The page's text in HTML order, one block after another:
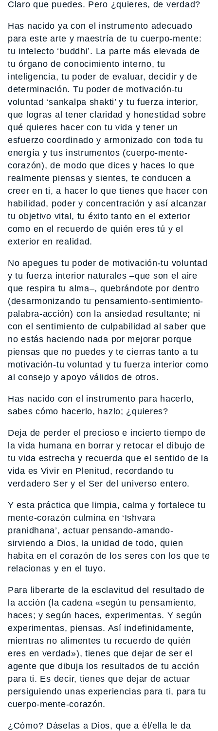
Claro que puedes. Pero ¿quieres, de verdad?
Has nacido ya con el instrumento adecuado
para este arte y maestría de tu cuerpo-mente:
tu intelecto ‘buddhi’. La parte más elevada de
tu órgano de conocimiento interno, tu
inteligencia, tu poder de evaluar, decidir y de
determinación. Tu poder de motivación-tu
voluntad ‘sankalpa shakti’ y tu fuerza interior,
que logras al tener claridad y honestidad sobre
qué quieres hacer con tu vida y tener un
esfuerzo coordinado y armonizado con toda tu
energía y tus instrumentos (cuerpo-mente-
corazón), de modo que dices y haces lo que
realmente piensas y sientes, te conducen a
creer en ti, a hacer lo que tienes que hacer con
habilidad, poder y concentración y así alcanzar
tu objetivo vital, tu éxito tanto en el exterior
como en el recuerdo de quién eres tú y el
exterior en realidad.
No apegues tu poder de motivación-tu voluntad
y tu fuerza interior naturales –que son el aire
que respira tu alma–, quebrándote por dentro
(desarmonizando tu pensamiento-sentimiento-
palabra-acción) con la ansiedad resultante; ni
con el sentimiento de culpabilidad al saber que
no estás haciendo nada por mejorar porque
piensas que no puedes y te cierras tanto a tu
motivación-tu voluntad y tu fuerza interior como
al consejo y apoyo válidos de otros.
Has nacido con el instrumento para hacerlo,
sabes cómo hacerlo, hazlo; ¿quieres?
Deja de perder el precioso e incierto tiempo de
la vida humana en borrar y retocar el dibujo de
tu vida estrecha y recuerda que el sentido de la
vida es Vivir en Plenitud, recordando tu
verdadero Ser y el Ser del universo entero.
Y esta práctica que limpia, calma y fortalece tu
mente-corazón culmina en ‘Ishvara
pranidhana’, actuar pensando-amando-
sirviendo a Dios, la unidad de todo, quien
habita en el corazón de los seres con los que te
relacionas y en el tuyo.
Para liberarte de la esclavitud del resultado de
la acción (la cadena «según tu pensamiento,
haces; y según haces, experimentas. Y según
experimentas, piensas. Así indefinidamente,
mientras no alimentes tu recuerdo de quién
eres en verdad»), tienes que dejar de ser el
agente que dibuja los resultados de tu acción
para ti. Es decir, tienes que dejar de actuar
persiguiendo unas experiencias para ti, para tu
cuerpo-mente-corazón.
¿Cómo? Dáselas a Dios, que a él/ella le da